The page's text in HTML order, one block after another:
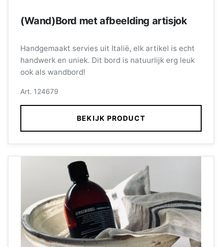
(Wand)Bord met afbeelding artisjok
Handgemaakt servies uit Italië, elk artikel is echt
handwerk en uniek. Dit bord is natuurlijk erg leuk
ook als wandbord!
Art. 124679
BEKIJK PRODUCT